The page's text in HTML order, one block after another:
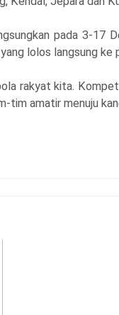
pada 3-17
lolos langsung ke
rakyat kita.
tim amatir menuju